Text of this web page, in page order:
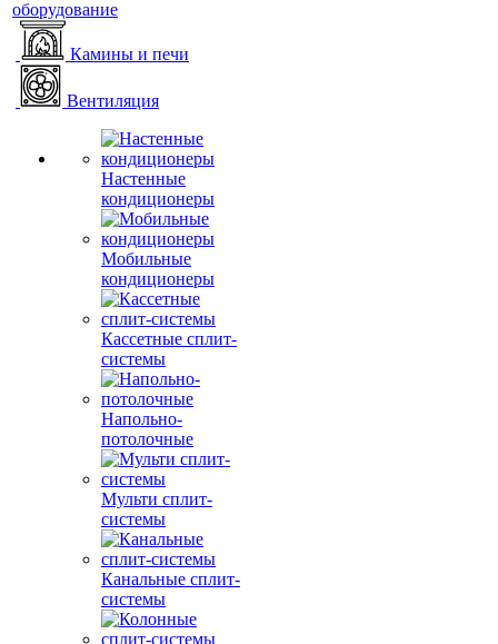
оборудование
Камины и печи
Вентиляция
Настенные
кондиционеры
Мобильные
кондиционеры
Кассетные сплит-
системы
Напольно-
потолочные
Мульти сплит-
системы
Канальные сплит-
системы